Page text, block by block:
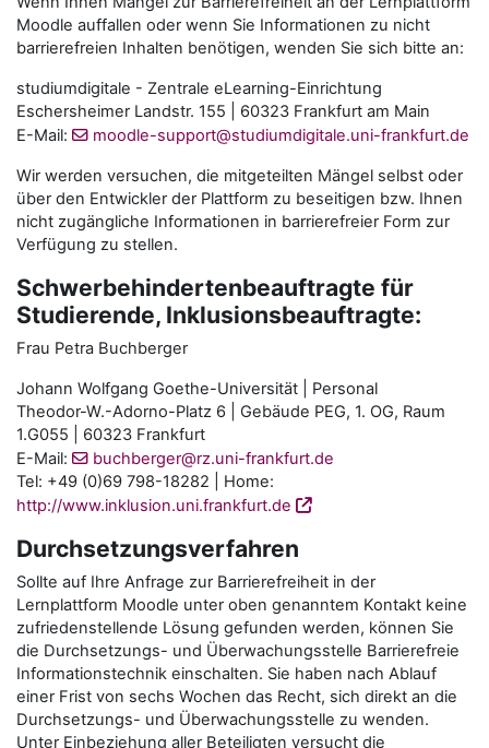
Moodle auffallen oder wenn Sie Informationen zu nicht
barrierefreien Inhalten benötigen, wenden Sie sich bitte an:
studiumdigitale - Zentrale eLearning-Einrichtung
Eschersheimer Landstr. 155 | 60323 Frankfurt am Main
E-Mail:
moodle-support@studiumdigitale.uni-frankfurt.de
Wir werden versuchen, die mitgeteilten Mängel selbst oder
über den Entwickler der Plattform zu beseitigen bzw. Ihnen
nicht zugängliche Informationen in barrierefreier Form zur
Verfügung zu stellen.
Schwerbehindertenbeauftragte für
Studierende, Inklusionsbeauftragte:
Frau Petra Buchberger
Johann Wolfgang Goethe-Universität | Personal
Theodor-W.-Adorno-Platz 6 | Gebäude PEG, 1. OG, Raum
1.G055 | 60323 Frankfurt
E-Mail:
buchberger@rz.uni-frankfurt.de
Tel: +49 (0)69 798-18282 | Home:
http://www.inklusion.uni.frankfurt.de
Durchsetzungsverfahren
Sollte auf Ihre Anfrage zur Barrierefreiheit in der
Lernplattform Moodle unter oben genanntem Kontakt keine
zufriedenstellende Lösung gefunden werden, können Sie
die Durchsetzungs- und Überwachungsstelle Barrierefreie
Informationstechnik einschalten. Sie haben nach Ablauf
einer Frist von sechs Wochen das Recht, sich direkt an die
Durchsetzungs- und Überwachungsstelle zu wenden.
Unter Einbeziehung aller Beteiligten versucht die